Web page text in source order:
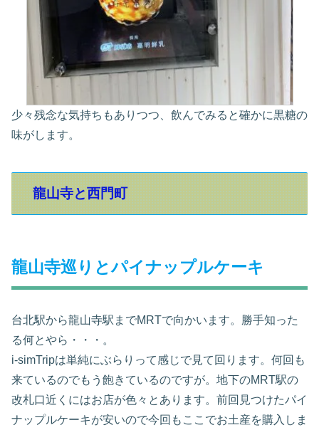
少々残念な気持ちもありつつ、飲んでみると確かに黒糖の
味がします。
龍山寺と西門町
龍山寺巡りとパイナップルケーキ
台北駅から龍山寺駅までMRTで向かいます。勝手知った
る何とやら・・・。
i-simTripは単純にぶらりって感じで見て回ります。何回も
来ているのでもう飽きているのですが。地下のMRT駅の
改札口近くにはお店が色々とあります。前回見つけたパイ
ナップルケーキが安いので今回もここでお土産を購入しま